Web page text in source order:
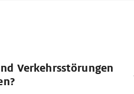
Verkehrsstörungen